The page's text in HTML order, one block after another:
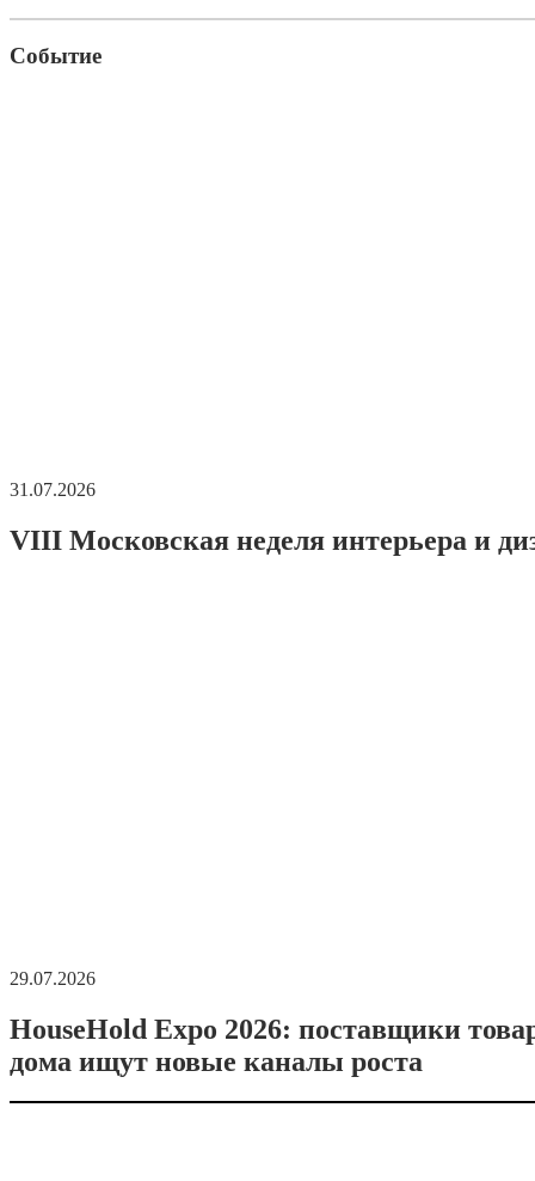
Событие
31.07.2026
VIII Московская неделя интерьера и
29.07.2026
HouseHold Expo 2026: поставщики
дома ищут новые каналы роста